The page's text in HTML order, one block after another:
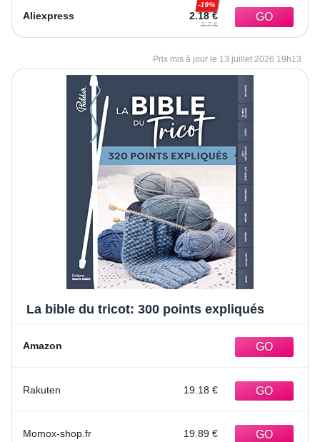
Aliexpress 2.18 €
-19%
2.7 €
13 juillet 2026 19h13
La bible du tricot: 300 points expliqués
Amazon
Rakuten 19.18 €
Momox-shop.fr 19.89 €